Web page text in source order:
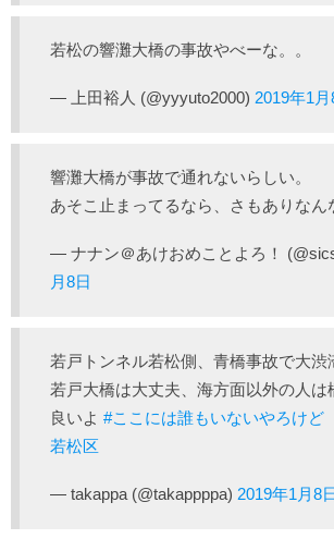
若松の響灘大橋の事故やべーな。。
— 上田裕人 (@yyyuto2000) 2019年1月
響灘大橋が事故で通れないらしい。
あそこ止まってるなら、さもありなん
— ナナン＠あけおめことよろ！
月8日
若戸トンネル若松側、青橋事故で大渋
若戸大橋は大丈夫、海方面以外の人は
良いよ #ここには誰もいないやろけど
若松区
— takappa (@takappppa) 2019年1月8